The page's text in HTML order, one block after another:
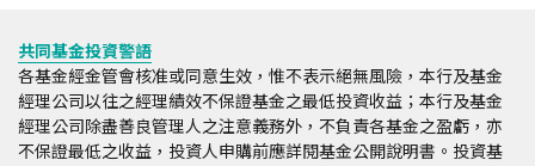
共同基金投資警語
各基金經金管會核准或同意生效，惟不表示絕無風險，本行及基金
經理公司以往之經理績效不保證基金之最低投資收益；本行及基金
經理公司除盡善良管理人之注意義務外，不負責各基金之盈虧，亦
不保證最低之收益，投資人申購前應詳閱基金公開說明書。投資基